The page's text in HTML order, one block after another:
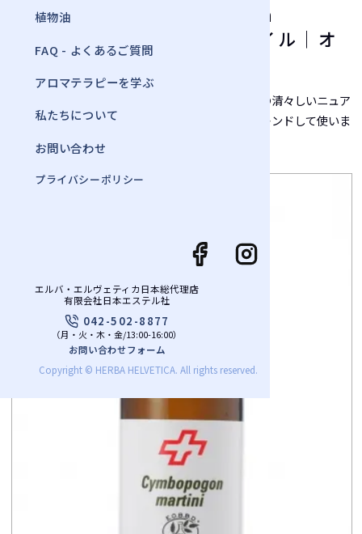
植物油
FAQ - よくあるご質問
アロマテラピーを学ぶ
私たちについて
お問い合わせ
プライバシーポリシー
エルバ・エルヴェティカ日本総代理店
有限会社日本エステル社
042-502-8877
（月・火・木・金/13:00-16:00）
お問い合わせフォーム
Copyright © HERBA HELVETICA. All rights reserved.
パルマローザ Cymbopogon
martini エッセンシャルオイル｜オ
ーガニック
ローズやゼラニウムに似たマイルドな香りに穀草の清々しいニュア
ンスが新鮮です。他のエッセンシャルオイルとブレンドして使いま